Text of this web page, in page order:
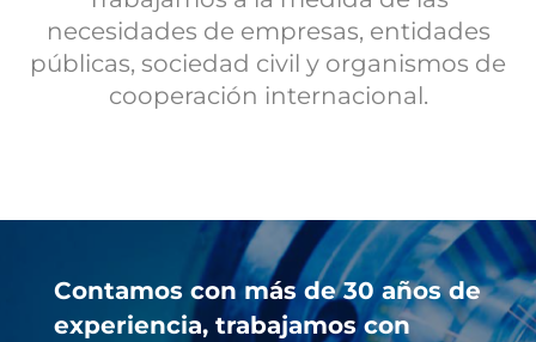
necesidades de empresas, entidades
públicas, sociedad civil y organismos de
cooperación internacional.
Contamos con más de 30 años de
experiencia, trabajamos con